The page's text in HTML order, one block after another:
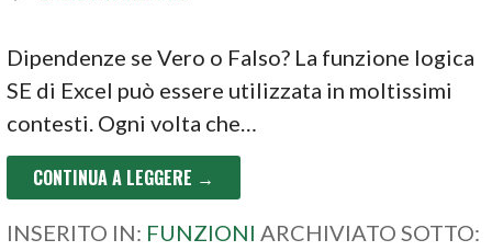
Dipendenze se Vero o Falso? La funzione logica
SE di Excel può essere utilizzata in moltissimi
contesti. Ogni volta che…
CONTINUA A LEGGERE →
INSERITO IN: FUNZIONI ARCHIVIATO SOTTO: